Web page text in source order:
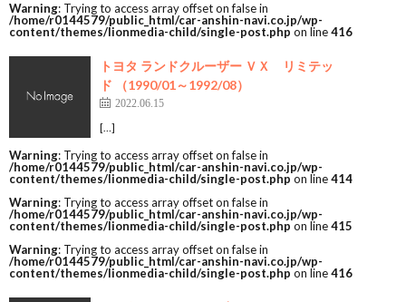
Warning: Trying to access array offset on false in
/home/r0144579/public_html/car-anshin-navi.co.jp/wp-
content/themes/lionmedia-child/single-post.php on line416
トヨタ ランドクルーザー ＶＸ リミテッ
ド （1990/01～1992/08）
2022.06.15
[…]
Warning: Trying to access array offset on false in
/home/r0144579/public_html/car-anshin-navi.co.jp/wp-
content/themes/lionmedia-child/single-post.php on line414
Warning: Trying to access array offset on false in
/home/r0144579/public_html/car-anshin-navi.co.jp/wp-
content/themes/lionmedia-child/single-post.php on line415
Warning: Trying to access array offset on false in
/home/r0144579/public_html/car-anshin-navi.co.jp/wp-
content/themes/lionmedia-child/single-post.php on line416